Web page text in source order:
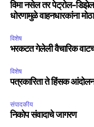
विमा नसेल तर पेट्रोल-
धोरणामुळे वाहनधारकांना
विशेष
भरकटत गेलेली वैचारिक
विशेष
पत्रकारिता ते हिंसक
संपादकीय
निकोप संवादाचे जागरण